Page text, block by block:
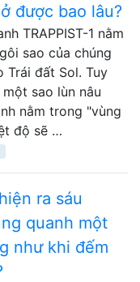
được bao lâu?
TRAPPIST-1 nằm
sao của chúng
Trái đất Sol. Tuy
một sao lùn nâu
nằm trong "vùng
độ sẽ …
ra sáu
quanh một
như khi đếm